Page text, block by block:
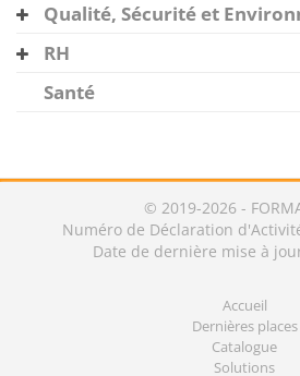
Qualité, Sécurité et
RH
Santé
© 2019-2026 -
Numéro de Déclaration
Date de dernière mise à
Accueil
Dernières places
Catalogue
Solutions